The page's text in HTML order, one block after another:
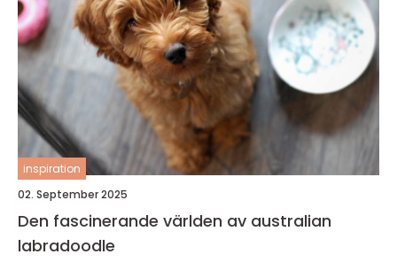
inspiration
02. September 2025
Den fascinerande världen av australian
labradoodle